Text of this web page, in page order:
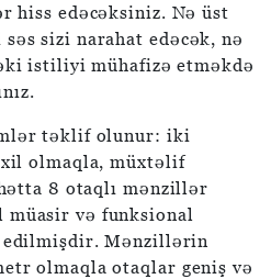
hiss edəcəksiniz. Nə üst
sizi narahat edəcək, nə
istiliyi mühafizə etməkdə
təklif olunur: iki
olmaqla, müxtəlif
8 otaqlı mənzillər
müasir və funksional
edilmişdir. Mənzillərin
olmaqla otaqlar geniş və